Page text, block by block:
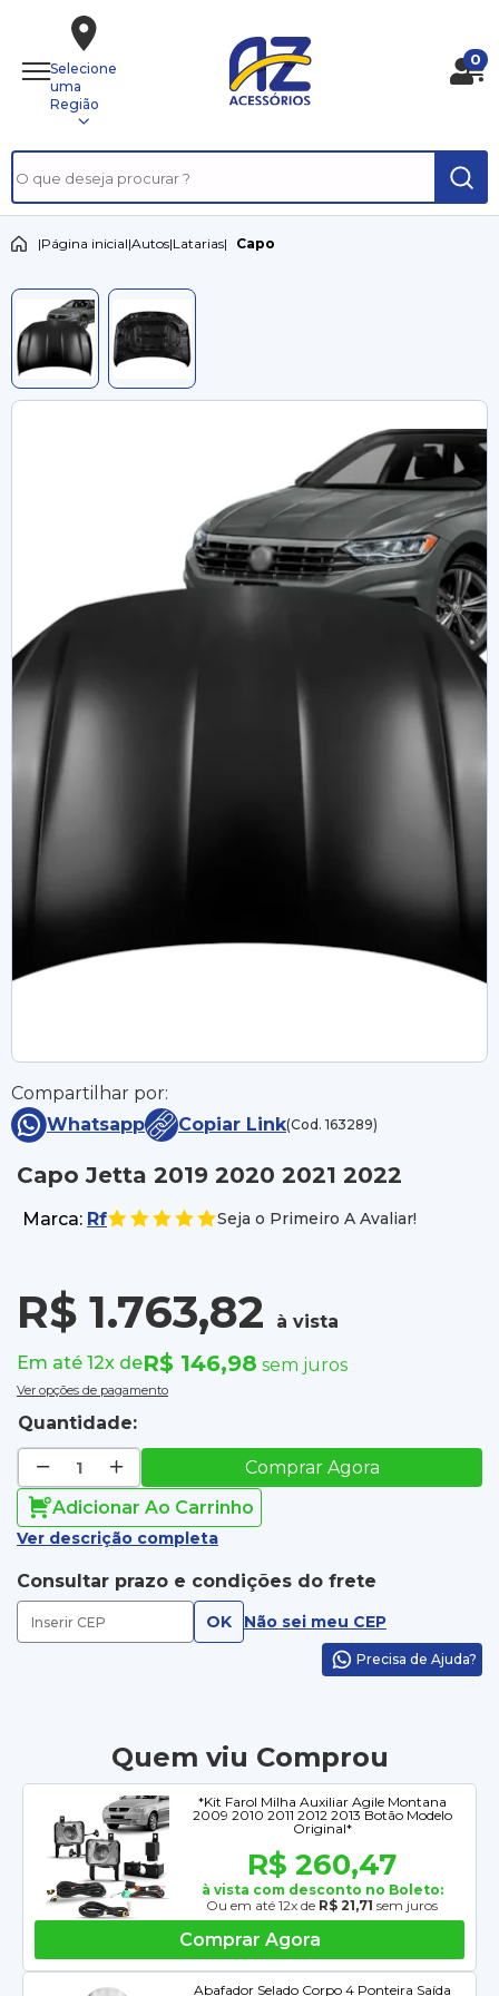
Selecione
uma
Região
0
|Página inicial|Autos|Latarias| Capo
Compartilhar por:
Whatsapp
Copiar Link(Cod. 163289)
Capo Jetta 2019 2020 2021 2022
Marca: Rf Seja o Primeiro A Avaliar!
R$ 1.763,82
à vista
Em até 12x deR$ 146,98 sem juros
Ver opções de pagamento
Quantidade:
Comprar Agora
Adicionar Ao Carrinho
Ver descrição completa
Consultar prazo e condições do frete
OK Não sei meu CEP
Precisa de Ajuda?
Quem viu Comprou
*Kit Farol Milha Auxiliar Agile Montana
2009 2010 2011 2012 2013 Botão Modelo
Original*
R$ 260,47
à vista com desconto no Boleto:
Ou em até 12x de R$ 21,71 sem juros
Comprar Agora
Abafador Selado Corpo 4 Ponteira Saída